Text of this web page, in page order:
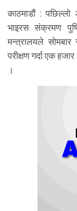
काठमाडौं :
भाइरस संक्रमण
मन्त्रालयले
परीक्षण गर्दा एक
।